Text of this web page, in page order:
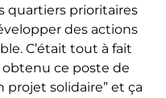
quartiers prioritaires
des actions
C’était tout à fait
obtenu ce poste de
projet solidaire” et ça